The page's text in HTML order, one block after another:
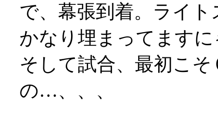
で、幕張到着。ライ
かなり埋まってます
そして試合、最初こ
の…、、、